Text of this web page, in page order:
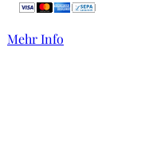
Mehr Info